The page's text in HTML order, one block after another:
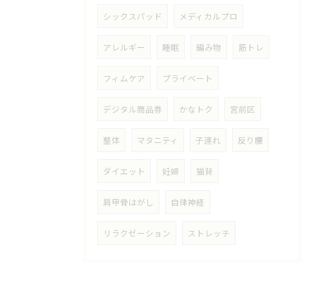
シックスパッド メディカルプロ
アレルギー 睡眠 編み物 筋トレ
フィムケア プライベート
デジタル商品券 かなトク 宮前区
整体 マタニティ 子連れ 反り腰
ダイエット 妊婦 猫背
肩甲骨はがし 自律神経
リラクゼーション ストレッチ